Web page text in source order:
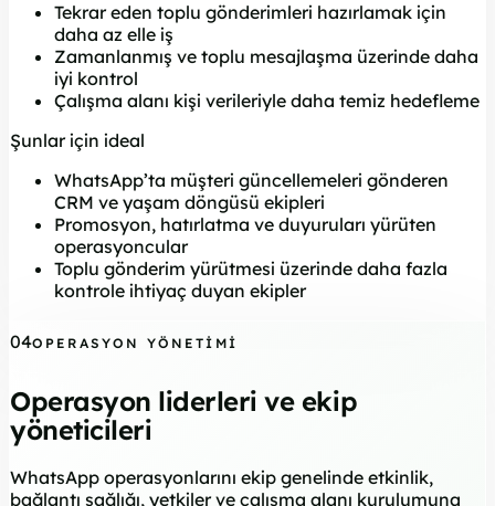
Tekrar eden toplu gönderimleri hazırlamak için
daha az elle iş
Zamanlanmış ve toplu mesajlaşma üzerinde daha
iyi kontrol
Çalışma alanı kişi verileriyle daha temiz hedefleme
Şunlar için ideal
WhatsApp’ta müşteri güncellemeleri gönderen
CRM ve yaşam döngüsü ekipleri
Promosyon, hatırlatma ve duyuruları yürüten
operasyoncular
Toplu gönderim yürütmesi üzerinde daha fazla
kontrole ihtiyaç duyan ekipler
04OPERASYON YÖNETIMI
Operasyon liderleri ve ekip
yöneticileri
WhatsApp operasyonlarını ekip genelinde etkinlik,
bağlantı sağlığı, yetkiler ve çalışma alanı kurulumuna